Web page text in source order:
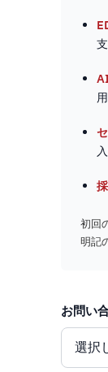
初回
明記
お問い